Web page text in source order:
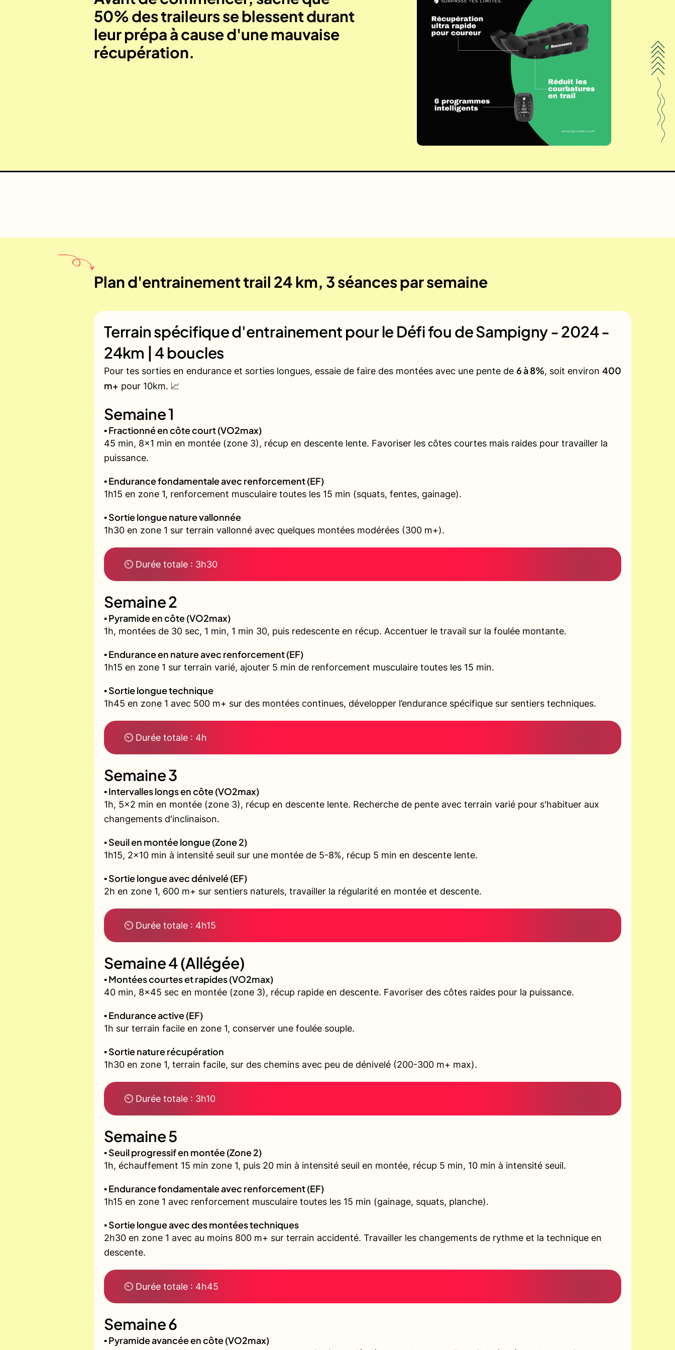
50% des traileurs se blessent durant
leur prépa à cause d'une mauvaise
récupération.
Plan d'entrainement trail 24 km, 3 séances par semaine
Terrain spécifique d'entrainement pour le Défi fou de Sampigny - 2024 -
24km | 4 boucles
Pour tes sorties en endurance et sorties longues, essaie de faire des montées avec une pente de 6 à 8%, soit environ 400
m+ pour 10km. 📈
Semaine 1
▪️ Fractionné en côte court (VO2max)
45 min, 8x1 min en montée (zone 3), récup en descente lente. Favoriser les côtes courtes mais raides pour travailler la
puissance.
▪️ Endurance fondamentale avec renforcement (EF)
1h15 en zone 1, renforcement musculaire toutes les 15 min (squats, fentes, gainage).
▪️ Sortie longue nature vallonnée
1h30 en zone 1 sur terrain vallonné avec quelques montées modérées (300 m+).
⏲ Durée totale : 3h30
Semaine 2
▪️ Pyramide en côte (VO2max)
1h, montées de 30 sec, 1 min, 1 min 30, puis redescente en récup. Accentuer le travail sur la foulée montante.
▪️ Endurance en nature avec renforcement (EF)
1h15 en zone 1 sur terrain varié, ajouter 5 min de renforcement musculaire toutes les 15 min.
▪️ Sortie longue technique
1h45 en zone 1 avec 500 m+ sur des montées continues, développer l’endurance spécifique sur sentiers techniques.
⏲ Durée totale : 4h
Semaine 3
▪️ Intervalles longs en côte (VO2max)
1h, 5x2 min en montée (zone 3), récup en descente lente. Recherche de pente avec terrain varié pour s'habituer aux
changements d'inclinaison.
▪️ Seuil en montée longue (Zone 2)
1h15, 2x10 min à intensité seuil sur une montée de 5-8%, récup 5 min en descente lente.
▪️ Sortie longue avec dénivelé (EF)
2h en zone 1, 600 m+ sur sentiers naturels, travailler la régularité en montée et descente.
⏲ Durée totale : 4h15
Semaine 4 (Allégée)
▪️ Montées courtes et rapides (VO2max)
40 min, 8x45 sec en montée (zone 3), récup rapide en descente. Favoriser des côtes raides pour la puissance.
▪️ Endurance active (EF)
1h sur terrain facile en zone 1, conserver une foulée souple.
▪️ Sortie nature récupération
1h30 en zone 1, terrain facile, sur des chemins avec peu de dénivelé (200-300 m+ max).
⏲ Durée totale : 3h10
Semaine 5
▪️ Seuil progressif en montée (Zone 2)
1h, échauffement 15 min zone 1, puis 20 min à intensité seuil en montée, récup 5 min, 10 min à intensité seuil.
▪️ Endurance fondamentale avec renforcement (EF)
1h15 en zone 1 avec renforcement musculaire toutes les 15 min (gainage, squats, planche).
▪️ Sortie longue avec des montées techniques
2h30 en zone 1 avec au moins 800 m+ sur terrain accidenté. Travailler les changements de rythme et la technique en
descente.
⏲ Durée totale : 4h45
Semaine 6
▪️ Pyramide avancée en côte (VO2max)